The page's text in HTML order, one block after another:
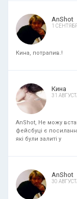
AnShot
1
Кина, потрапив.!
Кина
31
AnShot, Не можу
фейсбуці є
які були залиті у
AnShot
30